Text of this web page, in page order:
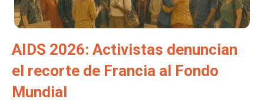
AIDS 2026: Activistas denuncian
el recorte de Francia al Fondo
Mundial